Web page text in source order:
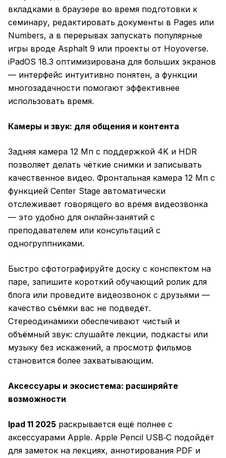
вкладками в браузере во время подготовки к
семинару, редактировать документы в Pages или
Numbers, а в перерывах запускать популярные
игры вроде Asphalt 9 или проекты от Hoyoverse.
iPadOS 18.3 оптимизирована для больших экранов
— интерфейс интуитивно понятен, а функции
многозадачности помогают эффективнее
использовать время.
Камеры и звук: для общения и контента
Задняя камера 12 Мп с поддержкой 4K и HDR
позволяет делать чёткие снимки и записывать
качественное видео. Фронтальная камера 12 Мп с
функцией Center Stage автоматически
отслеживает говорящего во время видеозвонка
— это удобно для онлайн‑занятий с
преподавателем или консультаций с
одногруппниками.
Быстро сфотографируйте доску с конспектом на
паре, запишите короткий обучающий ролик для
блога или проведите видеозвонок с друзьями —
качество съёмки вас не подведёт.
Стереодинамики обеспечивают чистый и
объёмный звук: слушайте лекции, подкасты или
музыку без искажений, а просмотр фильмов
становится более захватывающим.
Аксессуары и экосистема: расширяйте
возможности
Ipad 11 2025 раскрывается ещё полнее с
аксессуарами Apple. Apple Pencil USB‑C подойдёт
для заметок на лекциях, аннотирования PDF и